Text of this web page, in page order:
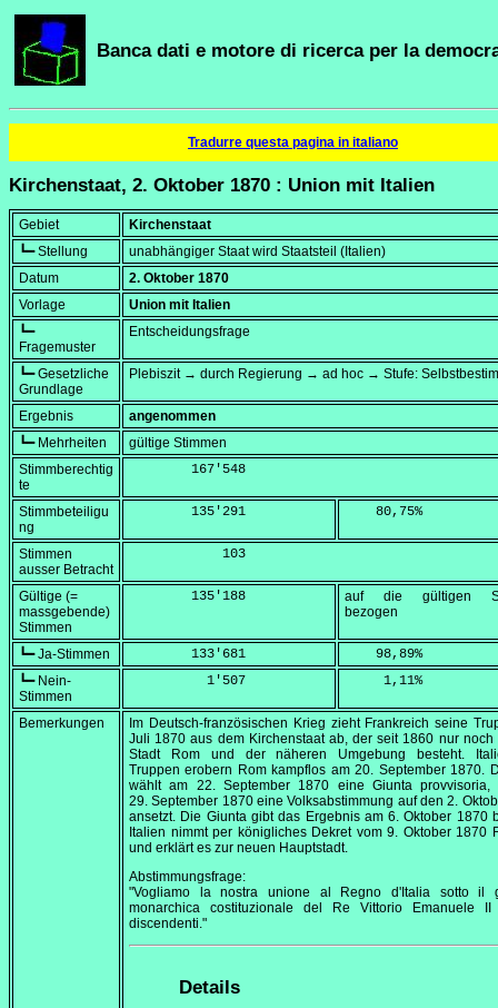
Banca dati e motore di ricerca per la
Tradurre questa pagina in italiano
Kirchenstaat, 2. Oktober 1870 : Union mit Italien
Gebiet
Kirchenstaat
┗━ Stellung
unabhängiger Staat wird Staatsteil (Italien)
Datum
2. Oktober 1870
Vorlage
Union mit Italien
┗━
Fragemuster
Entscheidungsfrage
┗━ Gesetzliche
Grundlage
Plebiszit → durch Regierung → ad hoc → Stufe:
Ergebnis
angenommen
┗━ Mehrheiten
gültige Stimmen
Stimmberechtig
te
        167'548
Stimmbeteiligu
ng
        135'291
    80,75
%
Stimmen
ausser Betracht
            103
Gültige (=
massgebende)
Stimmen
        135'188
auf die gültigen
bezogen
┗━ Ja-Stimmen
        133'681
    98,89
%
┗━ Nein-
Stimmen
          1'507
     1,11
%
Bemerkungen
Im Deutsch-französischen Krieg zieht Frankreich seine
Juli 1870 aus dem Kirchenstaat ab, der seit 1860 nur noch
Stadt Rom und der näheren Umgebung besteht.
Truppen erobern Rom kampflos am20. September 1870.
wählt am 22. September 1870 eineGiunta provvisoria,
29. September 1870eine Volksabstimmung auf den2.
ansetzt. Die Giunta gibt das Ergebnis am6. Oktober 1870
Italien nimmt per königliches Dekret vom 9. Oktober 1870
und erklärt es zur neuen Hauptstadt.
Abstimmungsfrage:
"Vogliamo la nostra unione al Regno d'Italia sotto il
monarchica costituzionale del Re Vittorio Emanuele
discendenti."
Details